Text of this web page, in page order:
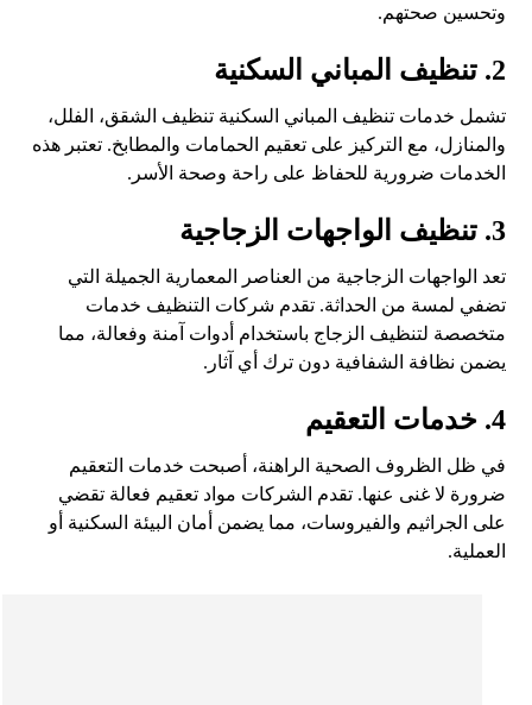
وتحسين صحتهم.
2. تنظيف المباني السكنية
تشمل خدمات تنظيف المباني السكنية تنظيف الشقق، الفلل،
والمنازل، مع التركيز على تعقيم الحمامات والمطابخ. تعتبر هذه
الخدمات ضرورية للحفاظ على راحة وصحة الأسر.
3. تنظيف الواجهات الزجاجية
تعد الواجهات الزجاجية من العناصر المعمارية الجميلة التي
تضفي لمسة من الحداثة. تقدم شركات التنظيف خدمات
متخصصة لتنظيف الزجاج باستخدام أدوات آمنة وفعالة، مما
يضمن نظافة الشفافية دون ترك أي آثار.
4. خدمات التعقيم
في ظل الظروف الصحية الراهنة، أصبحت خدمات التعقيم
ضرورة لا غنى عنها. تقدم الشركات مواد تعقيم فعالة تقضي
على الجراثيم والفيروسات، مما يضمن أمان البيئة السكنية أو
العملية.